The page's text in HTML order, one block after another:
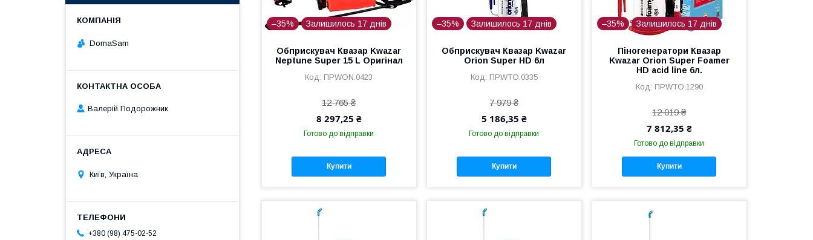
–35% Залишилось 17 днів
Обприскувач Квазар Kwazar
Neptune Super 15 L Оригінал
ПРWON.0423
12 765 ₴
8 297,25 ₴
Готово до відправки
Купити
–35% Залишилось 17 днів
Обприскувач Квазар Kwazar
Orion Super HD 6л
ПРWTO.0335
7 979 ₴
5 186,35 ₴
Готово до відправки
Купити
–35% Залишилось 17 днів
Піногенератори Квазар
Kwazar Orion Super Foamer
HD acid line 6л.
ПРWTO.1290
12 019 ₴
7 812,35 ₴
Готово до відправки
Купити
DomaSam
Валерій Подорожник
Київ, Україна
+380 (98) 475-02-52